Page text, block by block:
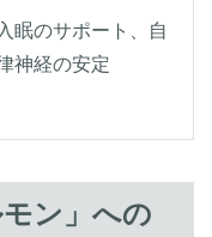
入眠のサポート、自
神経の安定
ン」への